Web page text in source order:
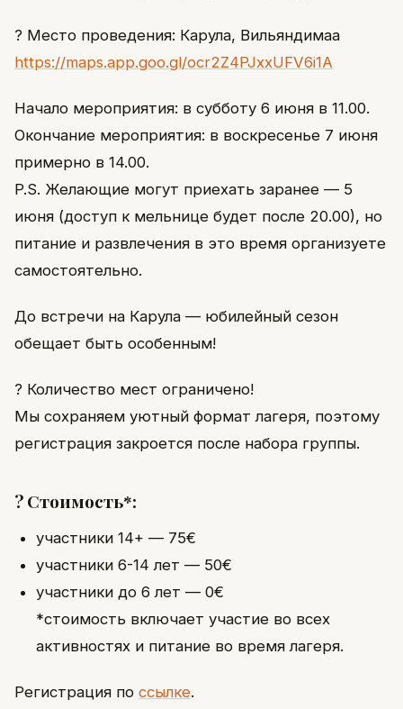
? Место проведения: Карула, Вильяндимаа
https://maps.app.goo.gl/ocr2Z4PJxxUFV6i1A
Начало мероприятия: в субботу 6 июня в 11.00.
Окончание мероприятия: в воскресенье 7 июня
примерно в 14.00.
P.S. Желающие могут приехать заранее — 5
июня (доступ к мельнице будет после 20.00), но
питание и развлечения в это время организуете
самостоятельно.
До встречи на Карула — юбилейный сезон
обещает быть особенным!
? Количество мест ограничено!
Мы сохраняем уютный формат лагеря, поэтому
регистрация закроется после набора группы.
? Стоимость*:
участники 14+ — 75€
участники 6-14 лет — 50€
участники до 6 лет — 0€
*стоимость включает участие во всех
активностях и питание во время лагеря.
Регистрация по ссылке.